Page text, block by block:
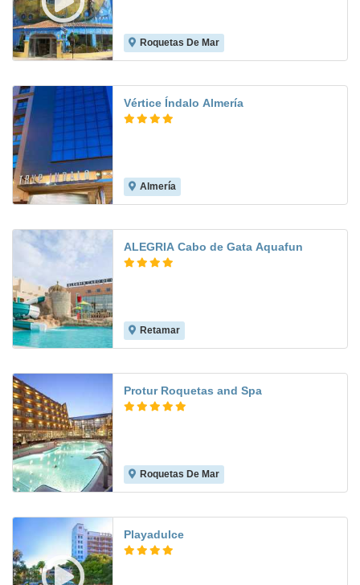
Roquetas De Mar
Vértice Índalo Almería
Almería
ALEGRIA Cabo de Gata Aquafun
Retamar
Protur Roquetas and Spa
Roquetas De Mar
Playadulce